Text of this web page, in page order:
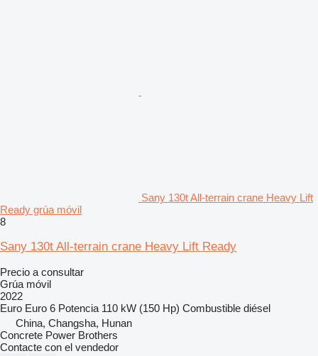
Sany 130t All-terrain crane Heavy Lift
Ready grúa móvil
8
Sany 130t All-terrain crane Heavy Lift Ready
Precio a consultar
Grúa móvil
2022
Euro Euro 6 Potencia 110 kW (150 Hp) Combustible diésel
China, Changsha, Hunan
Concrete Power Brothers
Contacte con el vendedor